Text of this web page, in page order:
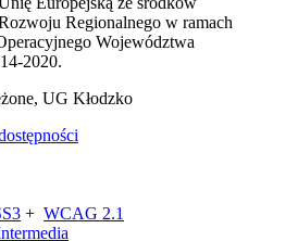
Regionalnego w ramach
Województwa
2020.
UG Kłodzko
+ WCAG 2.1